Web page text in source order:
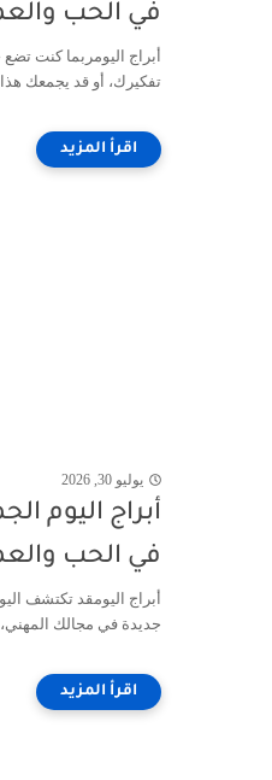
في الحب
أبراج اليومربما كنت
تفكيرك، أو قد يجمعك
يوليو 30, 2026
في الحب
أبراج اليومقد تكتشف
جديدة في مجالك المهني،